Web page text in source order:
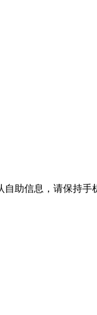
自助信息，请保持手